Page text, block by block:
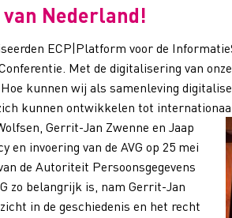
Nederland!
ECP|Platform voor de
Met de digitalisering van
kunnen wij als samenleving
kunnen ontwikkelen tot
Gerrit-Jan Zwenne en Jaap
en invoering van de AVG op 25 mei
de Autoriteit Persoonsgegevens
zo belangrijk is, nam Gerrit-Jan
in de geschiedenis en het recht